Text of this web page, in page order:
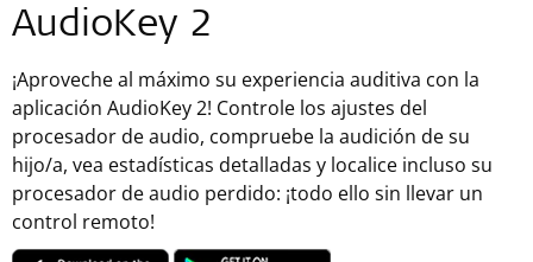
AudioKey 2
¡Aproveche al máximo su experiencia auditiva con la
aplicación AudioKey 2! Controle los ajustes del
procesador de audio, compruebe la audición de su
hijo/a, vea estadísticas detalladas y localice incluso su
procesador de audio perdido: ¡todo ello sin llevar un
control remoto!